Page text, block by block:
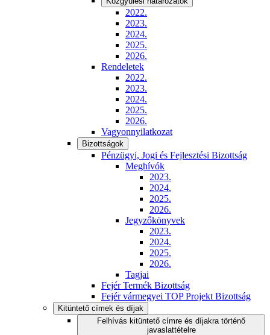
2022.
2023.
2024.
2025.
2026.
Rendeletek
2022.
2023.
2024.
2025.
2026.
Vagyonnyilatkozat
Bizottságok
Pénzügyi, Jogi és Fejlesztési Bizottság
Meghívók
2023.
2024.
2025.
2026.
Jegyzőkönyvek
2023.
2024.
2025.
2026.
Tagjai
Fejér Termék Bizottság
Fejér vármegyei TOP Projekt Bizottság
Kitüntető címek és díjak
Felhívás kitüntető címre és díjakra történő
javaslattételre